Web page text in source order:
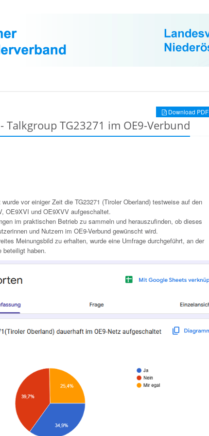
Download PDF
Talkgroup TG23271 im OE9-Verbund
vor einiger Zeit die TG23271 (Tiroler Oberland) testweise auf den
OE9XVI und OE9XVV aufgeschaltet.
im praktischen Betrieb zu sammeln und herauszufinden, ob dieses
und Nutzern im OE9-Verbund gewünscht wird.
Meinungsbild zu erhalten, wurde eine Umfrage durchgeführt, an der
beteiligt haben.